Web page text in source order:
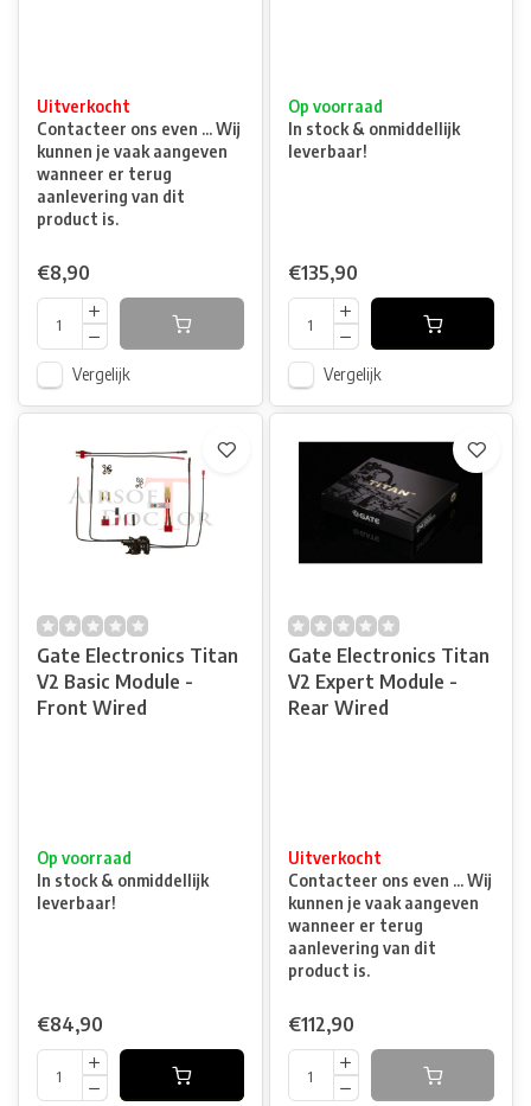
Uitverkocht
Contacteer ons even ... Wij
kunnen je vaak aangeven
wanneer er terug
aanlevering van dit
product is.
€8,90
Vergelijk
Op voorraad
In stock & onmiddellijk
leverbaar!
€135,90
Vergelijk
Gate Electronics Titan
V2 Basic Module -
Front Wired
Op voorraad
In stock & onmiddellijk
leverbaar!
€84,90
Gate Electronics Titan
V2 Expert Module -
Rear Wired
Uitverkocht
Contacteer ons even ... Wij
kunnen je vaak aangeven
wanneer er terug
aanlevering van dit
product is.
€112,90